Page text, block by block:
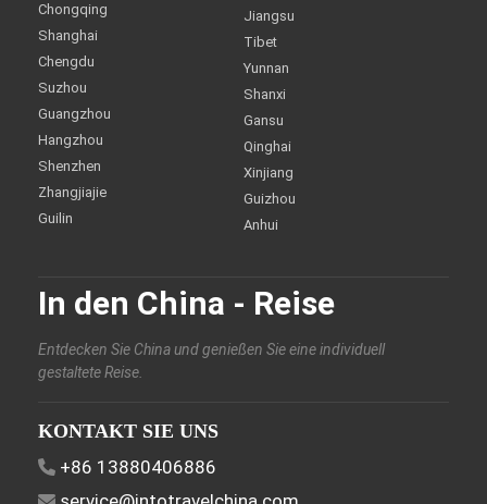
Chongqing
Shanghai
Chengdu
Suzhou
Guangzhou
Hangzhou
Shenzhen
Zhangjiajie
Guilin
Jiangsu
Tibet
Yunnan
Shanxi
Gansu
Qinghai
Xinjiang
Guizhou
Anhui
In den China - Reise
Entdecken Sie China und genießen Sie eine individuell
gestaltete Reise.
KONTAKT SIE UNS
+86 13880406886